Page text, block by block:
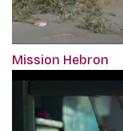
Mission Hebron